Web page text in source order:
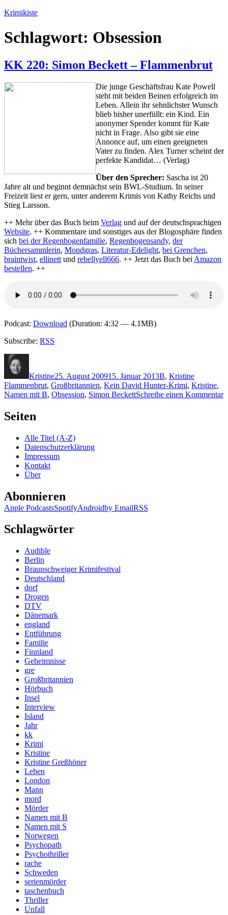
Zum
springen
Krimikiste
Schlagwort: Obsession
KK 220: Simon Beckett – Flammenbrut
Die junge Geschäftsfrau Kate Powell
steht mit beiden Beinen erfolgreich im
Leben. Allein ihr sehnlichster Wunsch
blieb bisher unerfüllt: ein Kind. Ein
anonymer Spender kommt für Kate
nicht in Frage. Also gibt sie eine
Annonce auf, um einen geeigneten
Vater zu finden. Alex Turner scheint der
perfekte Kandidat… (Verlag)
Über den Sprecher: Sascha ist 20
Jahre alt und beginnt demnächst sein BWL-Studium. In seiner
Freizeit liest er gern, unter anderem Krimis von Kathy Reichs und
Stieg Larsson.
++ Mehr über das Buch beim Verlag und auf der deutschsprachigen
Website. ++ Kommentare und sonstiges aus der Blogosphäre finden
sich bei der Regenbogenfamilie, Regenbogensandy, der
Büchersammlerin, Mondgras, Literatur-Edelight, bei Grenchen,
braintwist, ellinett und rebellyell666. ++ Jetzt das Buch bei Amazon
bestellen. ++
Podcast: Download (Duration: 4:32 — 4.1MB)
Subscribe: RSS
Kristine25. August 200915. Januar 2013B, Kristine
Flammenbrut, Großbritannien, Kein David Hunter-Krimi, Kristine,
Namen mit B, Obsession, Simon BeckettSchreibe einen Kommentar
Seiten
Alle Titel (A-Z)
Datenschutzerklärung
Impressum
Kontakt
Über
Abonnieren
Apple PodcastsSpotifyAndroidby EmailRSS
Schlagwörter
Audible
Berlin
Braunschweiger Krimifestival
Deutschland
dorf
Drogen
DTV
Dänemark
england
Entführung
Familie
Finnland
Geheimnisse
gre
Großbritannien
Hörbuch
Insel
Interview
Island
Jahr
kk
Krimi
Kristine
Kristine Greßhöner
Leben
London
Mann
mord
Mörder
Namen mit B
Namen mit S
Norwegen
Psychopath
Psychothriller
rache
Schweden
serienmörder
taschenbuch
Thriller
Unfall